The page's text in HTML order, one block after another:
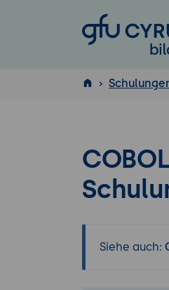
GFU Cyrus
ISTQB
Siehe auch: